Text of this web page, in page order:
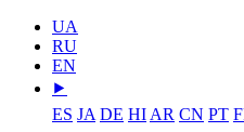
UA
RU
EN
⯈
ES JA DE HI AR CN PT